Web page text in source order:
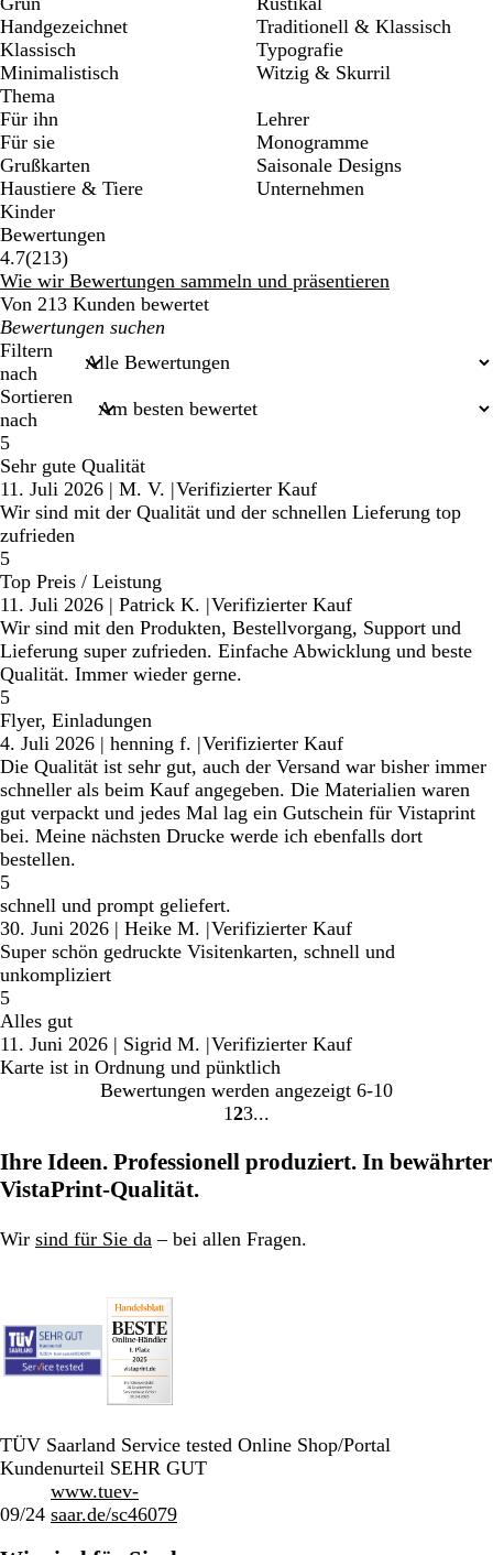
Handgezeichnet
Klassisch
Minimalistisch
Traditionell & Klassisch
Typografie
Witzig & Skurril
Thema
Für ihn
Für sie
Grußkarten
Haustiere & Tiere
Kinder
Lehrer
Monogramme
Saisonale Designs
Unternehmen
Bewertungen
4.7(213213
Bewertungen
)
Wie wir Bewertungen sammeln und präsentieren
Von 213 Kunden bewertet
Meine
Sucheingaben
Filtern
nach
Sortieren
nach
5
Sehr gute Qualität
11. Juli 2026 | M. V. |Verifizierter Kauf
Wir sind mit der Qualität und der schnellen Lieferung top
zufrieden
5
Top Preis / Leistung
11. Juli 2026 | Patrick K. |Verifizierter Kauf
Wir sind mit den Produkten, Bestellvorgang, Support und
Lieferung super zufrieden. Einfache Abwicklung und beste
Qualität. Immer wieder gerne.
5
Flyer, Einladungen
4. Juli 2026 | henning f. |Verifizierter Kauf
Die Qualität ist sehr gut, auch der Versand war bisher immer
schneller als beim Kauf angegeben. Die Materialien waren
gut verpackt und jedes Mal lag ein Gutschein für Vistaprint
bei. Meine nächsten Drucke werde ich ebenfalls dort
bestellen.
5
schnell und prompt geliefert.
30. Juni 2026 | Heike M. |Verifizierter Kauf
Super schön gedruckte Visitenkarten, schnell und
unkompliziert
5
Alles gut
11. Juni 2026 | Sigrid M. |Verifizierter Kauf
Karte ist in Ordnung und pünktlich
Bewertungen werden angezeigt 6-10
Gehe
Seite
1 Gehe
Seite
2Gehe
Seite
3
Ihre Ideen. Professionell produziert. In bewährter
VistaPrint-Qualität.
Wir sind für Sie da – bei allen Fragen.
TÜV Saarland Service tested Online Shop/Portal
Kundenurteil SEHR GUT
09/24
www.tuev-
saar.de/sc46079